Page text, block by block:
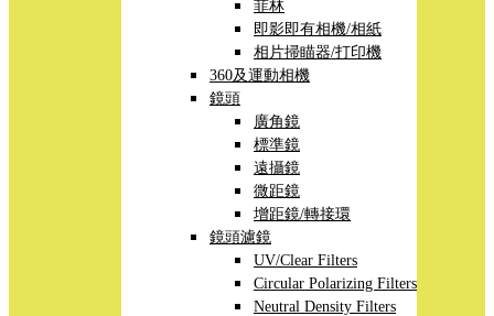
菲林
即影即有相機/相紙
相片掃瞄器/打印機
360及運動相機
鏡頭
廣角鏡
標準鏡
遠攝鏡
微距鏡
增距鏡/轉接環
鏡頭濾鏡
UV/Clear Filters
Circular Polarizing Filters
Neutral Density Filters